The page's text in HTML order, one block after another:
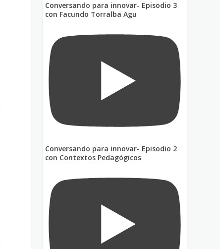
Conversando para innovar- Episodio 3
con Facundo Torralba Agu
Conversando para innovar- Episodio 2
con Contextos Pedagógicos